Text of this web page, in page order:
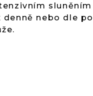
denně nebo dle